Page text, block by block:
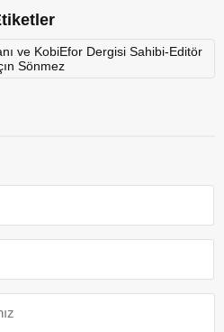
ve KobiEfor Dergisi Sahibi-Editör
Sönmez